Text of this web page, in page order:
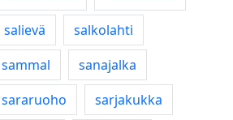
salievä
salkolahti
sammal
sanajalka
sararuoho
sarjakukka